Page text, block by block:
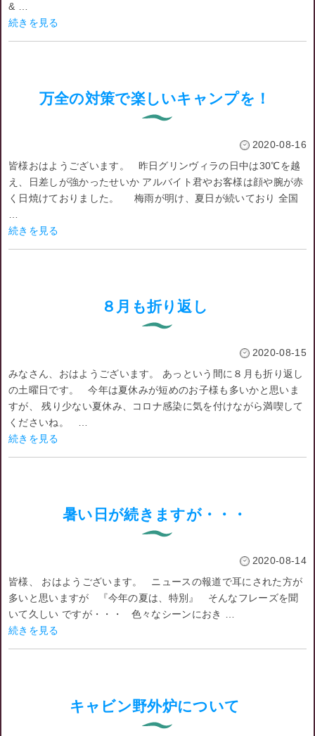
& …
続きを見る
万全の対策で楽しいキャンプを！
2020-08-16
皆様おはようございます。 昨日グリンヴィラの日中は30℃を越
え、日差しが強かったせいか アルバイト君やお客様は顔や腕が赤
く日焼けておりました。 梅雨が明け、夏日が続いており 全国
続きを見る
８月も折り返し
2020-08-15
みなさん、おはようございます。 あっという間に８月も折り返し
の土曜日です。 今年は夏休みが短めのお子様も多いかと思いま
すが、 残り少ない夏休み、コロナ感染に気を付けながら満喫して
くださいね。 …
続きを見る
暑い日が続きますが・・・
2020-08-14
皆様、 おはようございます。 ニュースの報道で耳にされた方が
多いと思いますが 『今年の夏は、特別』 そんなフレーズを聞
いて久しい ですが・・・ 色々なシーンにおき …
続きを見る
キャビン野外炉について